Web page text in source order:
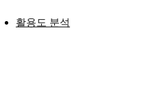
활용도 분석